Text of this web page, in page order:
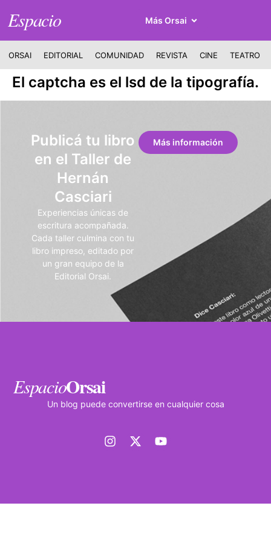
Espacio Más Orsai
ORSAI EDITORIAL COMUNIDAD REVISTA CINE TEATRO
El captcha es el lsd de la tipografía.
Publicá tu libro
en el Taller de
Hernán
Casciari
Experiencias únicas de
escritura acompañada.
Cada taller culmina con tu
libro impreso, editado por
un gran equipo de la
Editorial Orsai.
Más información
EspacioOrsai
Un blog puede convertirse en cualquier cosa